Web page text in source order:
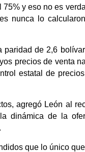
y eso no es
nunca lo
de 2,6
precios de venta
estatal de
agregó León al
dinámica de la
que lo único